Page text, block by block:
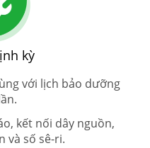
kỳ
với lịch bảo dưỡng
kết nối dây nguồn,
và số sê-ri.